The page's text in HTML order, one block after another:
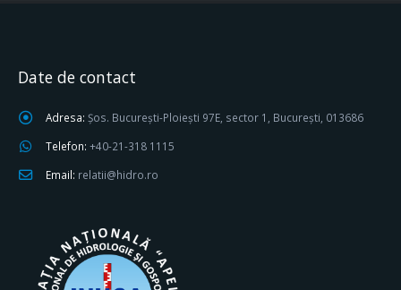
Date de contact
Adresa: Șos. București-Ploiești 97E, sector 1, București, 013686
Telefon: +40-21-318 1115
Email: relatii@hidro.ro